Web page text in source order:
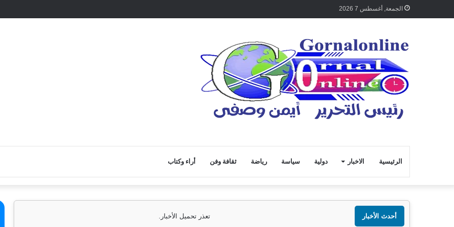
الجمعة, أغسطس 7 2026
الرئيسية الاخبار دولية سياسة رياضة ثقافة وفن أراء وكتاب
أحدث الأخبار تعذر تحميل الأخبار.